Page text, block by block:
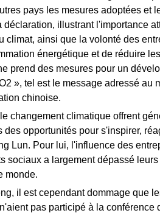
pays les mesures adoptées et
illustrant l'importance
climat, ainsi que la volonté des
énergétique et de réduire
prend des mesures pour un
», tel est le message adressé au
chinoise.
changement climatique offrent
des opportunités pour s'inspirer,
Lun. Pour lui, l'influence des
sociaux a largement dépassé
monde.
il est cependant dommage que
pas participé à la conférence